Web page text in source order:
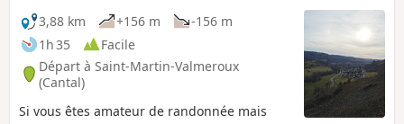
3,88 km
+156 m
-156 m
1h 35
Facile
Départ à Saint-Martin-Valmeroux
(Cantal)
Si vous êtes amateur de randonnée mais